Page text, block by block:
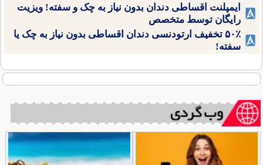
ایمپلنت اقساطی دندان بدون نیاز به چک و سفته! ویزیت
رایگان توسط متخصص
۵۰٪ تخفیف ارتودنسی دندان اقساطی بدون نیاز به چک یا
سفته!